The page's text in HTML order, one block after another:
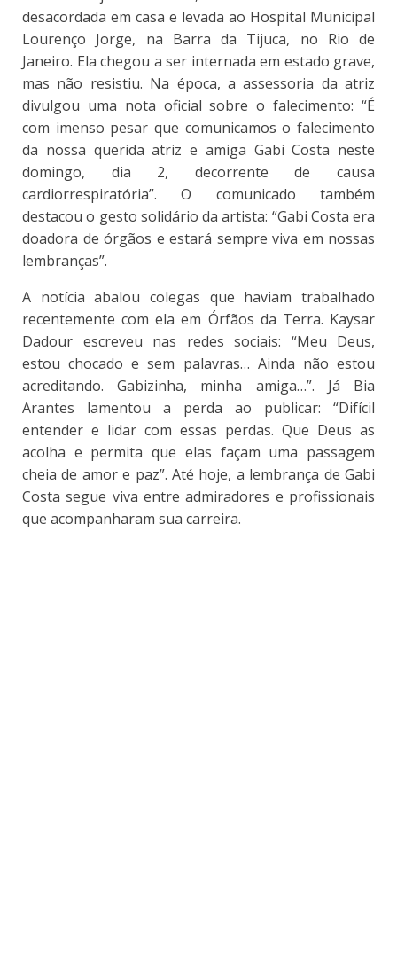
desacordada em casa e levada ao Hospital Municipal
Lourenço Jorge, na Barra da Tijuca, no Rio de
Janeiro. Ela chegou a ser internada em estado grave,
mas não resistiu. Na época, a assessoria da atriz
divulgou uma nota oficial sobre o falecimento: “É
com imenso pesar que comunicamos o falecimento
da nossa querida atriz e amiga Gabi Costa neste
domingo, dia 2, decorrente de causa
cardiorrespiratória”. O comunicado também
destacou o gesto solidário da artista: “Gabi Costa era
doadora de órgãos e estará sempre viva em nossas
lembranças”.
A notícia abalou colegas que haviam trabalhado
recentemente com ela em Órfãos da Terra. Kaysar
Dadour escreveu nas redes sociais: “Meu Deus,
estou chocado e sem palavras… Ainda não estou
acreditando. Gabizinha, minha amiga…”. Já Bia
Arantes lamentou a perda ao publicar: “Difícil
entender e lidar com essas perdas. Que Deus as
acolha e permita que elas façam uma passagem
cheia de amor e paz”. Até hoje, a lembrança de Gabi
Costa segue viva entre admiradores e profissionais
que acompanharam sua carreira.